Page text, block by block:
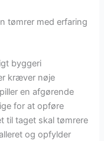
tømrer med erfaring
byggeri
kræver nøje
en afgørende
for at opføre
til taget skal tømrere
og opfylder